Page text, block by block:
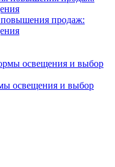
продаж:
освещения и выбор